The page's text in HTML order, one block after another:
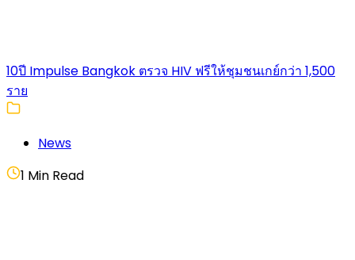
10ปี Impulse Bangkok ตรวจ HIV ฟรีให้ชุมชนเกย์กว่า 1,500
ราย
News
1 Min Read